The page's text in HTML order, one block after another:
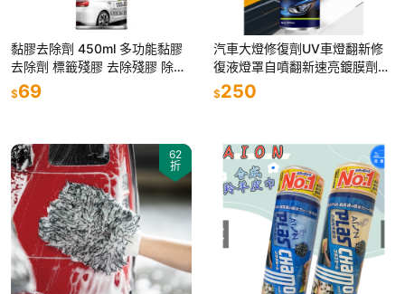
黏膠去除劑 450ml 多功能黏膠
去除劑 標籤殘膠 去除殘膠 除殘
膠 去膠劑 消膠劑 殘膠去除劑
$69
汽車大燈修復劑UV車燈翻新修
復液燈罩自噴翻新速亮鍍膜劑20
0ml升級容量不加價送砂纸遮蔽
膜
$250
62
折